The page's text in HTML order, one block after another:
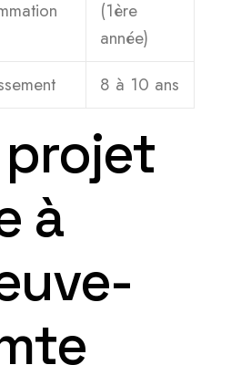
(1ère
année)
8 à 10 ans
à